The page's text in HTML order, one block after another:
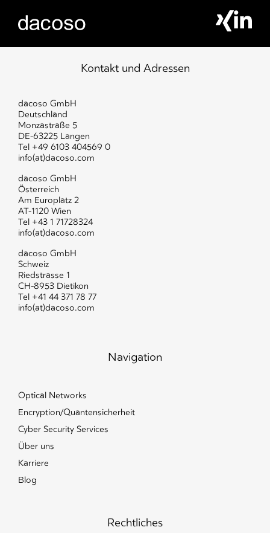
Kontakt und Adressen
dacoso GmbH
Deutschland
Monzastraße 5
DE-63225 Langen
Tel +49 6103 404569 0
info(at)dacoso.com
dacoso GmbH
Österreich
Am Europlatz 2
AT-1120 Wien
Tel +43 1 71728324
info(at)dacoso.com
dacoso GmbH
Schweiz
Riedstrasse 1
CH-8953 Dietikon
Tel +41 44 371 78 77
info(at)dacoso.com
Navigation
Optical Networks
Encryption/Quantensicherheit
Cyber Security Services
Über uns
Karriere
Blog
Rechtliches